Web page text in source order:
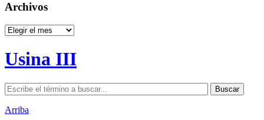
Archivos
Archivos
Usina III
Arriba